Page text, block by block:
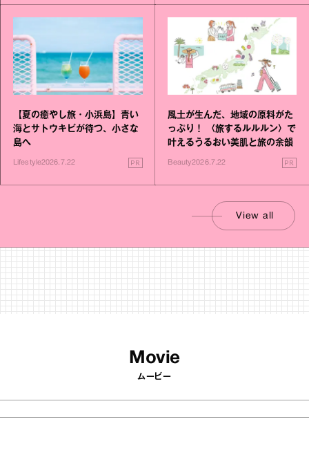
【夏の癒やし旅・小浜島】青い
海とサトウキビが待つ、小さな
島へ
Lifestyle2026.7.22 PR
風土が生んだ、地域の原料がた
っぷり！ 〈旅するルルルン〉で
叶えるうるおい美肌と旅の余韻
Beauty2026.7.22 PR
View all
Movie
ムービー